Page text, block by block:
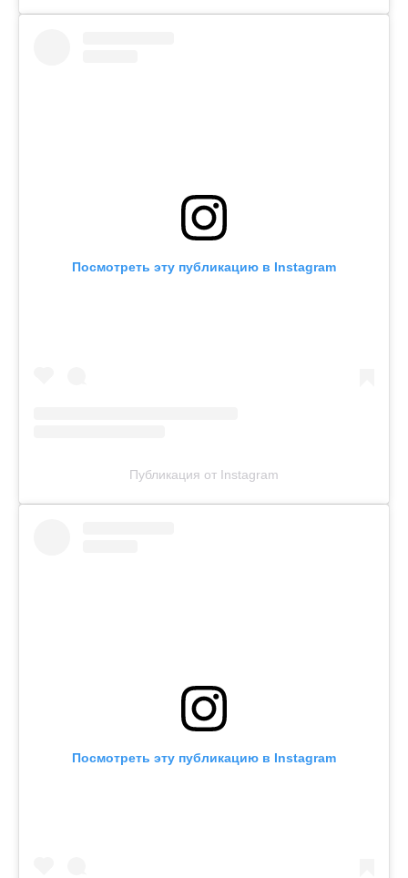
Посмотреть эту публикацию в Instagram
Публикация от Instagram
Посмотреть эту публикацию в Instagram